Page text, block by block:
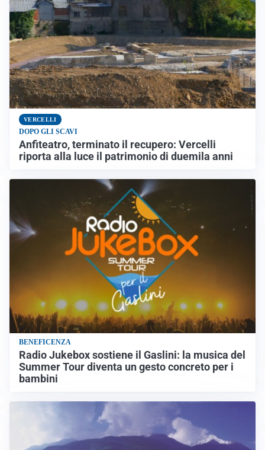
VERCELLI
DOPO GLI SCAVI
Anfiteatro, terminato il recupero: Vercelli
riporta alla luce il patrimonio di duemila anni
BENEFICENZA
Radio Jukebox sostiene il Gaslini: la musica del
Summer Tour diventa un gesto concreto per i
bambini